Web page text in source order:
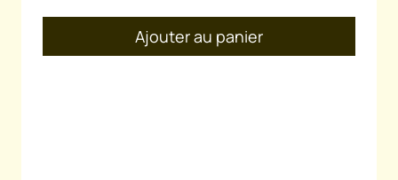
Ajouter au panier